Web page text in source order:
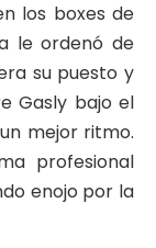
los boxes de
le ordenó de
su puesto y
Gasly bajo el
mejor ritmo.
profesional
enojo por la